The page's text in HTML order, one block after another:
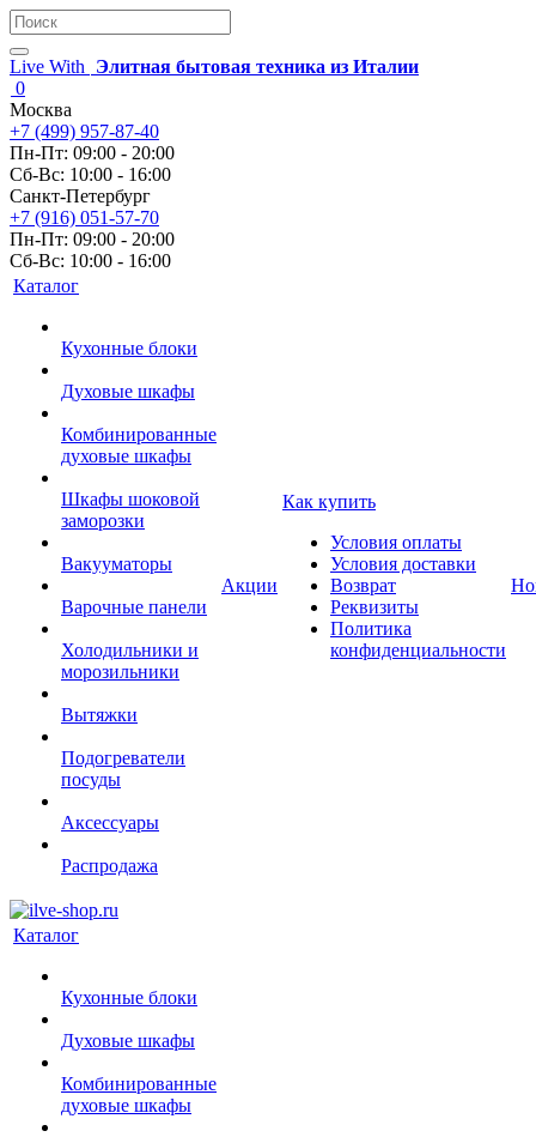
Live With
Элитная бытовая техника из Италии
0
Москва
+7 (499) 957-87-40
Пн-Пт: 09:00 - 20:00
Сб-Вс: 10:00 - 16:00
Санкт-Петербург
+7 (916) 051-57-70
Пн-Пт: 09:00 - 20:00
Сб-Вс: 10:00 - 16:00
Каталог
Кухонные блоки
Духовые шкафы
Комбинированные
духовые шкафы
Шкафы шоковой
заморозки
Вакууматоры
Варочные панели
Холодильники и
морозильники
Вытяжки
Подогреватели
посуды
Аксессуары
Распродажа
Акции
Как купить
Условия оплаты
Условия доставки
Возврат
Реквизиты
Политика
конфиденциальности
Каталог
Кухонные блоки
Духовые шкафы
Комбинированные
духовые шкафы